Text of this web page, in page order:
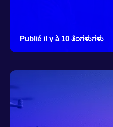
Publié il y à 10 ತಿಂಗಳುಗಳು